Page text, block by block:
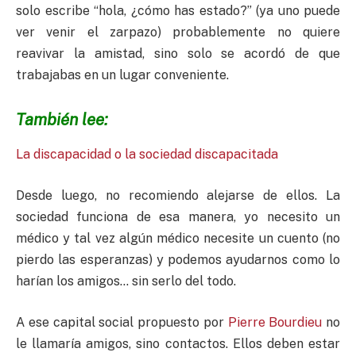
solo escribe “hola, ¿cómo has estado?” (ya uno puede
ver venir el zarpazo) probablemente no quiere
reavivar la amistad, sino solo se acordó de que
trabajabas en un lugar conveniente.
También lee:
La discapacidad o la sociedad discapacitada
Desde luego, no recomiendo alejarse de ellos. La
sociedad funciona de esa manera, yo necesito un
médico y tal vez algún médico necesite un cuento (no
pierdo las esperanzas) y podemos ayudarnos como lo
harían los amigos… sin serlo del todo.
A ese capital social propuesto por Pierre Bourdieu no
le llamaría amigos, sino contactos. Ellos deben estar